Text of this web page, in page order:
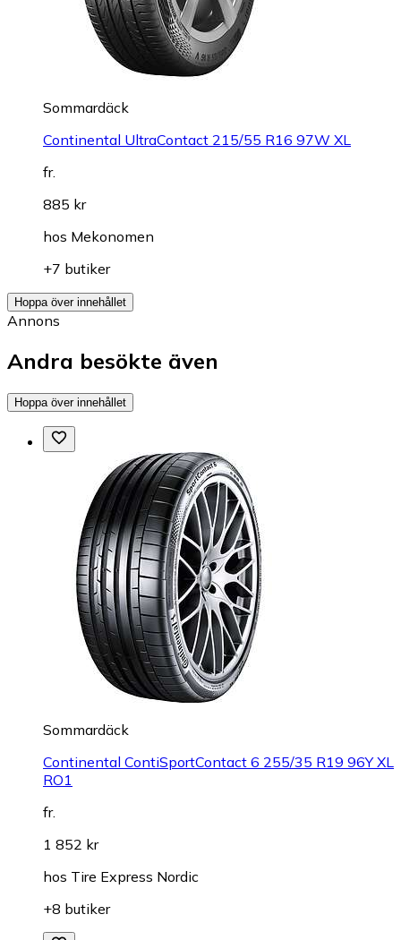
Sommardäck
Continental UltraContact 215/55 R16 97W XL
fr.
885 kr
hos Mekonomen
+7 butiker
Hoppa över innehållet
Annons
Andra besökte även
Hoppa över innehållet
Sommardäck
Continental ContiSportContact 6 255/35 R19 96Y XL
RO1
fr.
1 852 kr
hos Tire Express Nordic
+8 butiker